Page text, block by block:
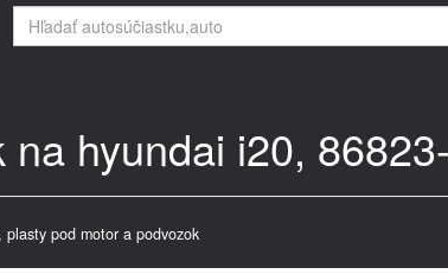
hyundai i20,
plasty pod motor a podvozok